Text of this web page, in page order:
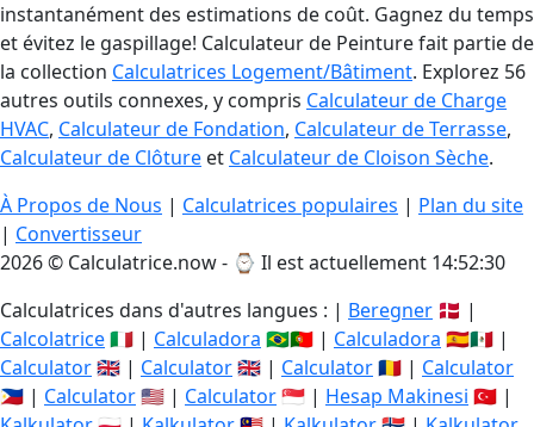
instantanément des estimations de coût. Gagnez du temps
et évitez le gaspillage! Calculateur de Peinture fait partie de
la collection Calculatrices Logement/Bâtiment. Explorez 56
autres outils connexes, y compris Calculateur de Charge
HVAC, Calculateur de Fondation, Calculateur de Terrasse,
Calculateur de Clôture et Calculateur de Cloison Sèche.
À Propos de Nous | Calculatrices populaires | Plan du site
| Convertisseur
2026 © Calculatrice.now - ⌚ Il est actuellement 14:52:31
Calculatrices dans d'autres langues : | Beregner 🇩🇰 |
Calcolatrice🇮🇹 | Calculadora 🇧🇷🇵🇹 | Calculadora 🇪🇸🇲🇽 |
Calculator🇬🇧 | Calculator🇬🇧 | Calculator🇷🇴 | Calculator
🇵🇭 | Calculator🇺🇸 | Calculator🇸🇬 | Hesap Makinesi 🇹🇷 |